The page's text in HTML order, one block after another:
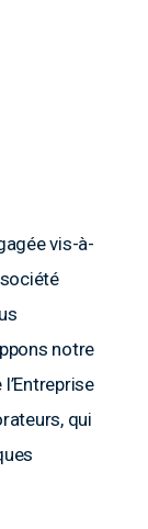
vis-à-
notre
qui